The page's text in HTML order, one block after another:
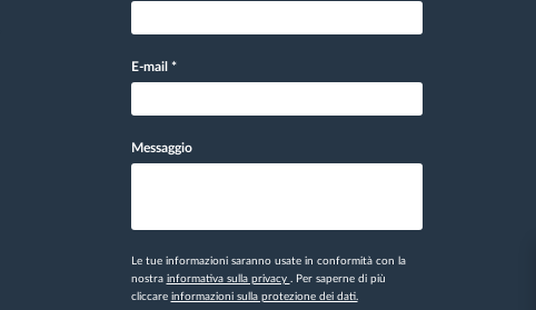
E-mail *
Messaggio
Le tue informazioni saranno usate in conformità con la
nostra informativa sulla privacy . Per saperne di più
cliccare informazioni sulla protezione dei dati.